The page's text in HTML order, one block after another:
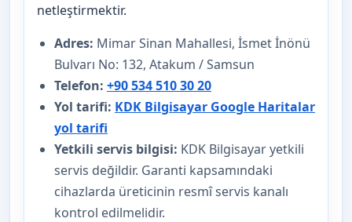
netleştirmektir.
Adres: Mimar Sinan Mahallesi, İsmet İnönü
Bulvarı No: 132, Atakum / Samsun
Telefon: +90 534 510 30 20
Yol tarifi: KDK Bilgisayar Google Haritalar
yol tarifi
Yetkili servis bilgisi: KDK Bilgisayar yetkili
servis değildir. Garanti kapsamındaki
cihazlarda üreticinin resmî servis kanalı
kontrol edilmelidir.